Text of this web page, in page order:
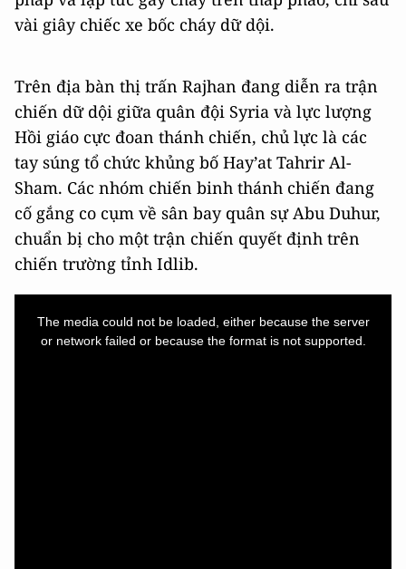
vài giây chiếc xe bốc cháy dữ dội.
Trên địa bàn thị trấn Rajhan đang diễn ra trận
chiến dữ dội giữa quân đội Syria và lực lượng
Hồi giáo cực đoan thánh chiến, chủ lực là các
tay súng tổ chức khủng bố Hay’at Tahrir Al-
Sham. Các nhóm chiến binh thánh chiến đang
cố gắng co cụm về sân bay quân sự Abu Duhur,
chuẩn bị cho một trận chiến quyết định trên
chiến trường tỉnh Idlib.
The media could not be loaded, either because the server
or network failed or because the format is not supported.